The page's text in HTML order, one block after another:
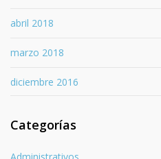
abril 2018
marzo 2018
diciembre 2016
Categorías